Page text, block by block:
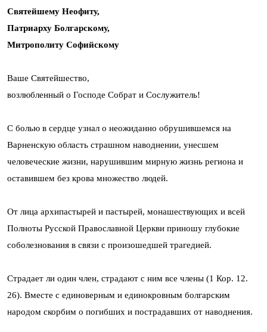
Святейшему Неофиту,
Патриарху Болгарскому,
Митрополиту Софийскому
Ваше Святейшество,
возлюбленный о Господе Собрат и Сослужитель!
С болью в сердце узнал о неожиданно обрушившемся на
Варненскую область страшном наводнении, унесшем
человеческие жизни, нарушившим мирную жизнь региона и
оставившем без крова множество людей.
От лица архипастырей и пастырей, монашествующих и всей
Полноты Русской Православной Церкви приношу глубокие
соболезнования в связи с произошедшей трагедией.
Страдает ли один член, страдают с ним все члены (1 Кор. 12.
26). Вместе с единоверным и единокровным болгарским
народом скорбим о погибших и пострадавших от наводнения.